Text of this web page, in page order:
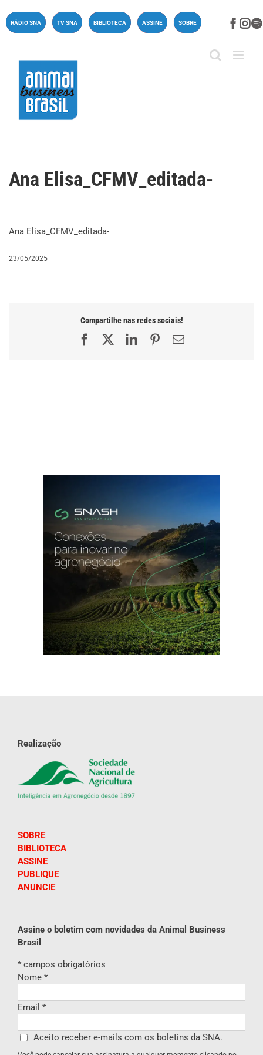
paraRÁDIO SNA TV SNA BIBLIOTECA ASSINE SOBRE
Ana Elisa_CFMV_editada-
Ana Elisa_CFMV_editada-
23/05/2025
Compartilhe nas redes sociais!
FacebookLinkedInPinterest
E-
Realização
SOBRE
BIBLIOTECA
ASSINE
PUBLIQUE
ANUNCIE
Assine o boletim com novidades da Animal Business
Brasil
* campos obrigatórios
Nome *
Email *
Aceito receber e-mails com os boletins da SNA.